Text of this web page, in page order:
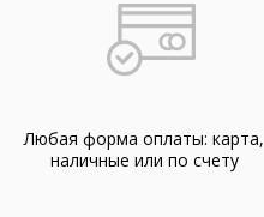
Любая форма оплаты: карта,
наличные или по счету